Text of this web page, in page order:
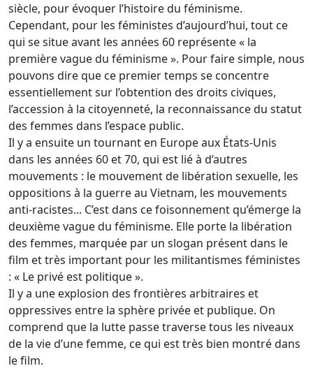
siècle, pour évoquer l’histoire du féminisme.
Cependant, pour les féministes d’aujourd’hui, tout ce
qui se situe avant les années 60 représente « la
première vague du féminisme ». Pour faire simple, nous
pouvons dire que ce premier temps se concentre
essentiellement sur l’obtention des droits civiques,
l’accession à la citoyenneté, la reconnaissance du statut
des femmes dans l’espace public.
Il y a ensuite un tournant en Europe aux États-Unis
dans les années 60 et 70, qui est lié à d’autres
mouvements : le mouvement de libération sexuelle, les
oppositions à la guerre au Vietnam, les mouvements
anti-racistes... C’est dans ce foisonnement qu’émerge la
deuxième vague du féminisme. Elle porte la libération
des femmes, marquée par un slogan présent dans le
film et très important pour les militantismes féministes
: « Le privé est politique ».
Il y a une explosion des frontières arbitraires et
oppressives entre la sphère privée et publique. On
comprend que la lutte passe traverse tous les niveaux
de la vie d’une femme, ce qui est très bien montré dans
le film.